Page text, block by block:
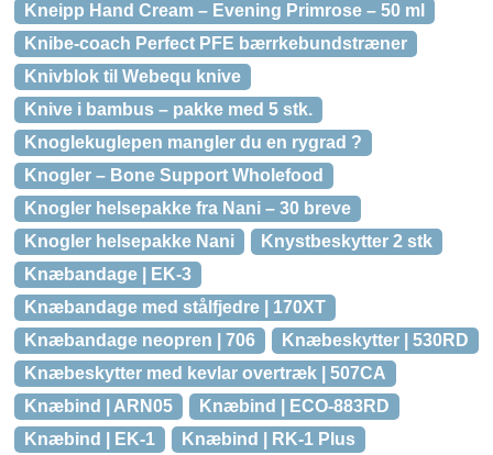
Kneipp Hand Cream – Evening Primrose – 50 ml
Knibe-coach Perfect PFE bærrkebundstræner
Knivblok til Webequ knive
Knive i bambus – pakke med 5 stk.
Knoglekuglepen mangler du en rygrad ?
Knogler – Bone Support Wholefood
Knogler helsepakke fra Nani – 30 breve
Knogler helsepakke Nani
Knystbeskytter 2 stk
Knæbandage | EK-3
Knæbandage med stålfjedre | 170XT
Knæbandage neopren | 706
Knæbeskytter | 530RD
Knæbeskytter med kevlar overtræk | 507CA
Knæbind | ARN05
Knæbind | ECO-883RD
Knæbind | EK-1
Knæbind | RK-1 Plus